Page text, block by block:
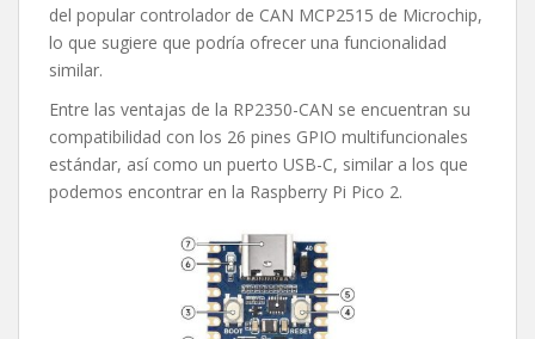
del popular controlador de CAN MCP2515 de Microchip,
lo que sugiere que podría ofrecer una funcionalidad
similar.
Entre las ventajas de la RP2350-CAN se encuentran su
compatibilidad con los 26 pines GPIO multifuncionales
estándar, así como un puerto USB-C, similar a los que
podemos encontrar en la Raspberry Pi Pico 2.